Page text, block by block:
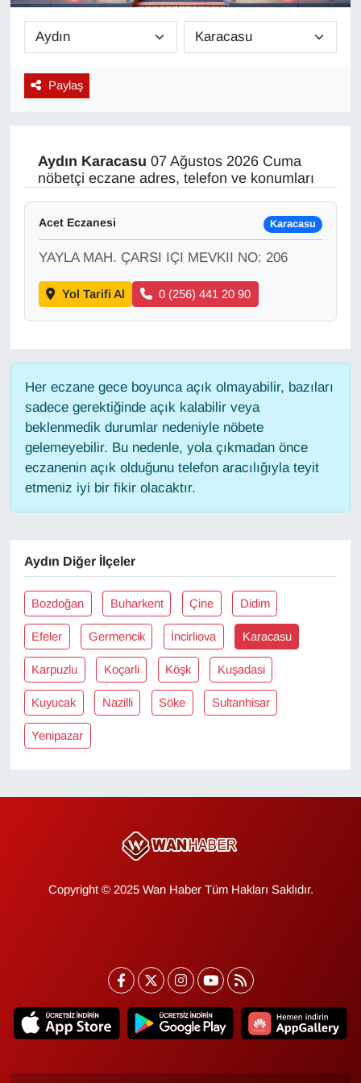
Paylaş
Aydın Karacasu 07 Ağustos 2026 Cuma
nöbetçi eczane adres, telefon ve konumları
Acet Eczanesi Karacasu
YAYLA MAH. ÇARSI IÇI MEVKII NO: 206
Yol Tarifi Al 0 (256) 441 20 90
Her eczane gece boyunca açık olmayabilir, bazıları
sadece gerektiğinde açık kalabilir veya
beklenmedik durumlar nedeniyle nöbete
gelemeyebilir. Bu nedenle, yola çıkmadan önce
eczanenin açık olduğunu telefon aracılığıyla teyit
etmeniz iyi bir fikir olacaktır.
Aydın Diğer İlçeler
Bozdoğan Buharkent Çine Didim
Efeler Germencik İncirliova Karacasu
Karpuzlu Koçarli Köşk Kuşadasi
Kuyucak Nazilli Söke Sultanhisar
Yenipazar
Copyright © 2025 Wan Haber Tüm Hakları Saklıdır.
Diğer
DÜNYA
EKONOMİ
Eleman
Gündem
Haber
HABERDE İNSAN
Kadın
Kamu Alımları
Kim Kimdir?
Kültür & Sanat
KURDÎ
ONE EKONOMİ
POLİTİKA
RÖPORTAJ
SAĞLIK